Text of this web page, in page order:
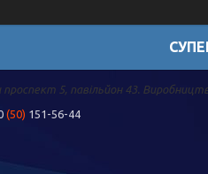
5, павільйон 43.
(50) 151-56-44